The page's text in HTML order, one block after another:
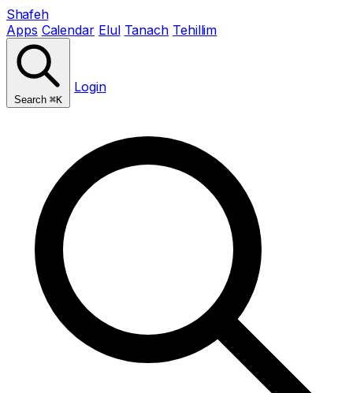
Shafeh
Apps Calendar Elul Tanach Tehillim
Search ⌘K
Login